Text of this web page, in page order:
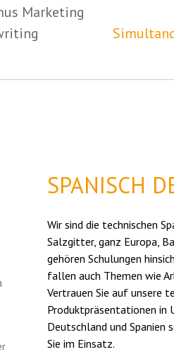
Marketing
SPANISCH
Wir sind die technischen
Salzgitter, ganz Europa,
gehören Schulungen
fallen auch Themen wie
Vertrauen Sie auf unsere
Produktpräsentationen in
Deutschland und
Sie im Einsatz.